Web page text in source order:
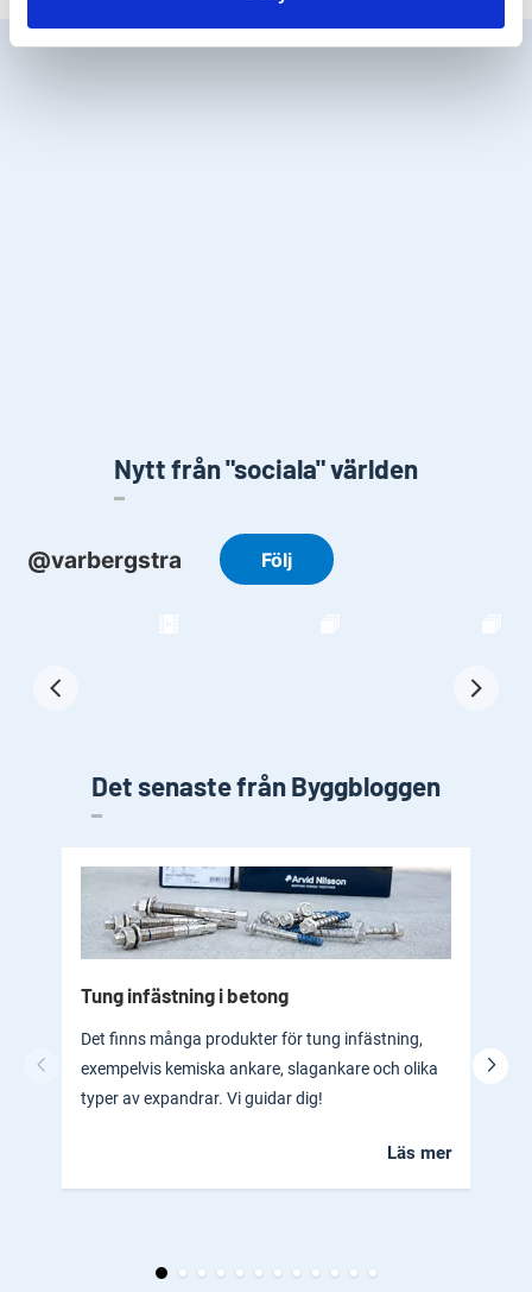
Nytt från "sociala" världen
Det senaste från Byggbloggen
Tung infästning i betong
Det finns många produkter för tung infästning,
exempelvis kemiska ankare, slagankare och olika
typer av expandrar. Vi guidar dig!
Läs mer